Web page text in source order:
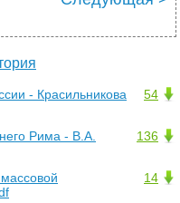
54
- Красильникова
136
Рима - В.А.
14